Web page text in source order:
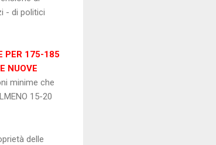
- di politici
PER 175-185
NUOVE
minime che
15-20
delle